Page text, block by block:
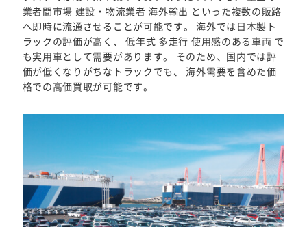
業者間市場 建設・物流業者 海外輸出 といった複数の販路
へ即時に流通させることが可能です。 海外では日本製ト
ラックの評価が高く、 低年式 多走行 使用感のある車両 で
も実用車として需要があります。 そのため、国内では評
価が低くなりがちなトラックでも、 海外需要を含めた価
格での高価買取が可能です。